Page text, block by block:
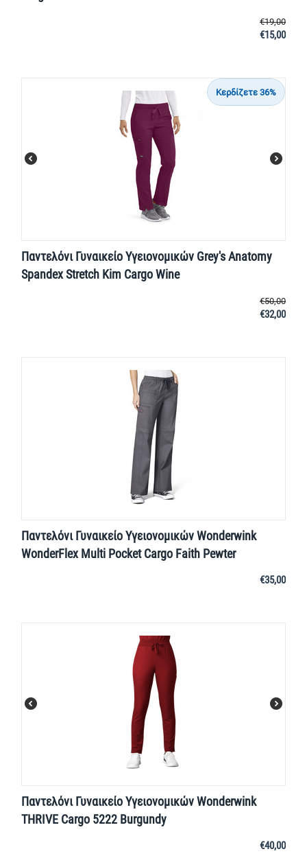
€19,00
€15,00
Κερδίζετε 36%
Παντελόνι Γυναικείο Υγειονομικών Grey's Anatomy
Spandex Stretch Kim Cargo Wine
€50,00
€32,00
Παντελόνι Γυναικείο Υγειονομικών Wonderwink
WonderFlex Multi Pocket Cargo Faith Pewter
€35,00
Παντελόνι Γυναικείο Yγειονομικών Wonderwink
THRIVE Cargo 5222 Burgundy
€40,00